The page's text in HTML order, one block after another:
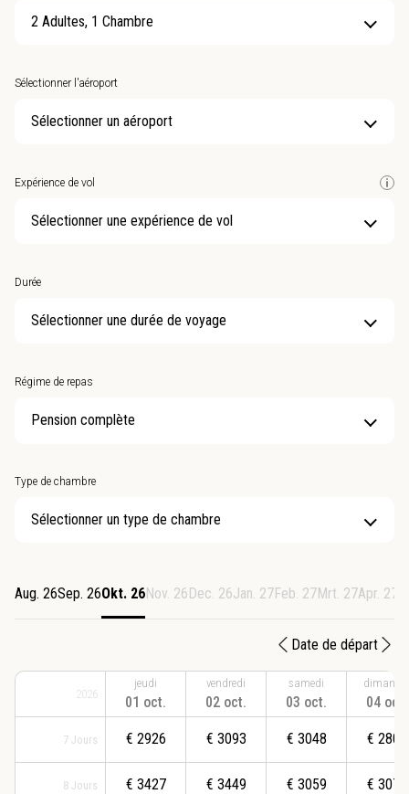
2 Adultes, 1 Chambre
Sélectionner l'aéroport
Sélectionner un aéroport
Expérience de vol
Sélectionner une expérience de vol
Durée
Sélectionner une durée de voyage
Régime de repas
Type de chambre
Sélectionner un type de chambre
Aug. 26Sep. 26Okt. 26Nov. 26 Dec. 26Jan. 27Feb. 27Mrt. 27Apr. 27
Date de départ
2026
7 Jours
8 Jours
jeudi
01 oct.
€ 2926
€ 3427
vendredi
02 oct.
€ 3093
€ 3449
samedi
03 oct.
€ 3048
€ 3059
04 oct.
€ 2805
€ 3075